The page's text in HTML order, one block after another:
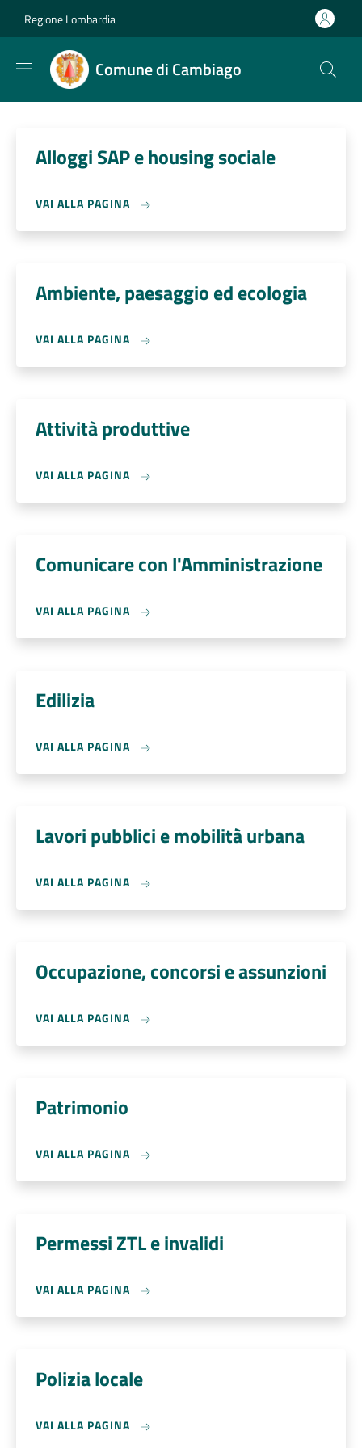
Regione Lombardia
Comune di Cambiago
Alloggi SAP e housing sociale
VAI ALLA PAGINA
Ambiente, paesaggio ed ecologia
VAI ALLA PAGINA
Attività produttive
VAI ALLA PAGINA
Comunicare con l'Amministrazione
VAI ALLA PAGINA
Edilizia
VAI ALLA PAGINA
Lavori pubblici e mobilità urbana
VAI ALLA PAGINA
Occupazione, concorsi e assunzioni
VAI ALLA PAGINA
Patrimonio
VAI ALLA PAGINA
Permessi ZTL e invalidi
VAI ALLA PAGINA
Polizia locale
VAI ALLA PAGINA